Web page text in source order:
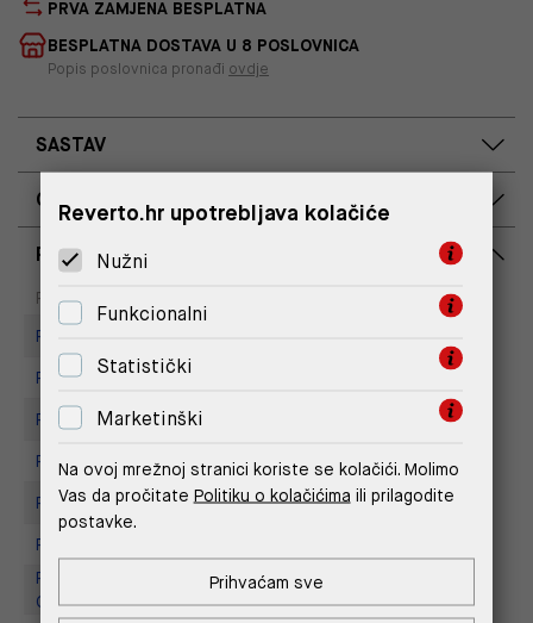
PRVA ZAMJENA BESPLATNA
BESPLATNA DOSTAVA U 8 POSLOVNICA
Popis poslovnica pronađi ovdje
SASTAV
OPIS PROIZVODA
RASPOLOŽIVOST PO POSLOVNICAMA
Poslovnica
Na upit
Replay store, Arena centar
Replay Store, Supernova Zadar
Replay Store, Joker Centar
Replay Store, Mall of Split
Replay Store, City Center One
Replay store, Tower Centar
Replay Outlet Store, Designer
Outlet Croatia
Reverto.hr upotrebljava kolačiće
Nužni
Funkcionalni
Statistički
Marketinški
Na ovoj mrežnoj stranici koriste se kolačići. Molimo
Vas da pročitate Politiku o kolačićima ili prilagodite
postavke.
Prihvaćam sve